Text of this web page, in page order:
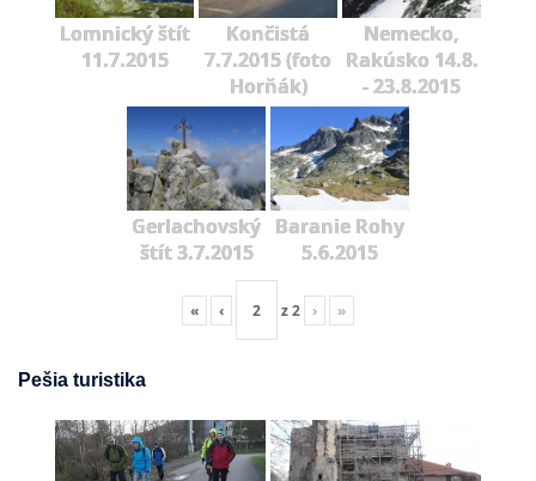
Lomnický štít
11.7.2015
Končistá
7.7.2015 (foto
Horňák)
Nemecko,
Rakúsko 14.8.
- 23.8.2015
Gerlachovský
štít 3.7.2015
Baranie Rohy
5.6.2015
« ‹ z2 › »
Pešia turistika